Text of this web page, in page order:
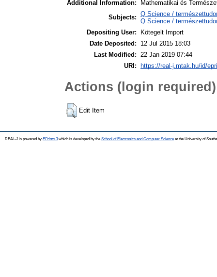
Additional Information:
Mathematikai és
Subjects: Q Science /
Q Science /
Depositing User:
Kötegelt Import
Date Deposited:
12 Jul 2015 18:03
Last Modified:
22 Jan 2019 07:44
URI: https://real-j.mtak.hu/id/
Actions (login required)
Edit Item
REAL-J is powered by EPrints 3which is developed by the School of Electronics and Computer Science at the University of